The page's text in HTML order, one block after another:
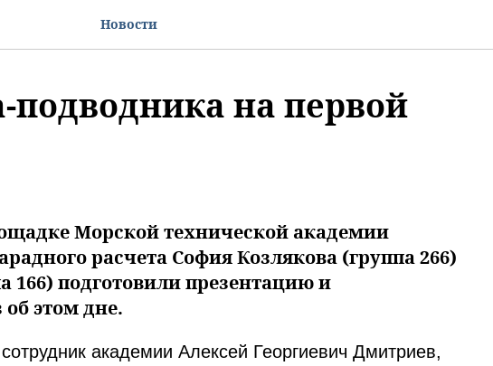
Новости
подводника на первой
Морской технической академии
расчета София Козлякова (группа 266)
166) подготовили презентацию и
этом дне.
академии Алексей Георгиевич Дмитриев,